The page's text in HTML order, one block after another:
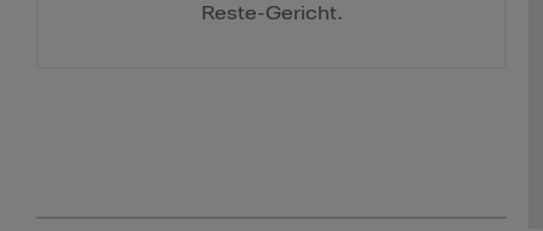
Reste-Gericht.